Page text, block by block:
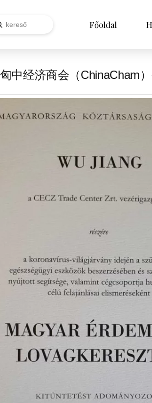
Főoldal
中经济商会（ChinaCham